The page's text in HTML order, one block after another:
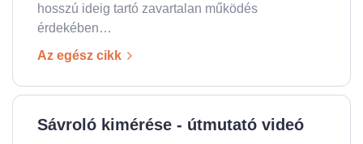
hosszú ideig tartó zavartalan működés
érdekében…
Az egész cikk
Sávroló kimérése - útmutató videó